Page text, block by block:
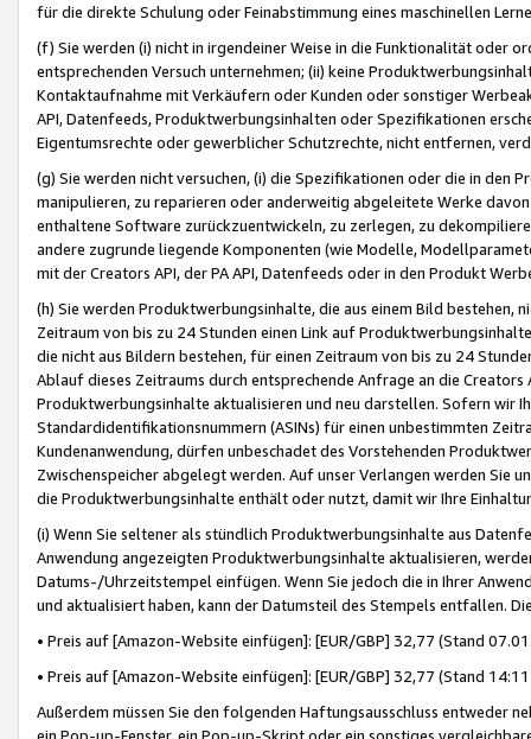
für die direkte Schulung oder Feinabstimmung eines maschinellen
(f) Sie werden (i) nicht in irgendeiner Weise in die Funktionalität oder
entsprechenden Versuch unternehmen; (ii) keine
Kontaktaufnahme mit Verkäufern oder Kunden oder sonstiger
API, Datenfeeds, Produktwerbungsinhalten oder Spezifikationen
Eigentumsrechte oder gewerblicher Schutzrechte, nicht entfernen,
(g) Sie werden nicht versuchen, (i) die Spezifikationen oder die in
manipulieren, zu reparieren oder anderweitig abgeleitete Werke
enthaltene Software zurückzuentwickeln, zu zerlegen, zu
andere zugrunde liegende Komponenten (wie Modelle,
mit der Creators API, der PA API, Datenfeeds oder in den Produkt
(h) Sie werden Produktwerbungsinhalte, die aus einem Bild bestehen,
Zeitraum von bis zu 24 Stunden einen Link auf
die nicht aus Bildern bestehen, für einen Zeitraum von bis zu 24
Ablauf dieses Zeitraums durch entsprechende Anfrage an die
Produktwerbungsinhalte aktualisieren und neu darstellen. Sofern wir
Standardidentifikationsnummern (ASINs) für einen unbestimmten
Kundenanwendung, dürfen unbeschadet des Vorstehenden
Zwischenspeicher abgelegt werden. Auf unser Verlangen werden Sie
die Produktwerbungsinhalte enthält oder nutzt, damit wir Ihre
(i) Wenn Sie seltener als stündlich Produktwerbungsinhalte aus
Anwendung angezeigten Produktwerbungsinhalte aktualisieren,
Datums-/Uhrzeitstempel einfügen. Wenn Sie jedoch die in Ihrer
und aktualisiert haben, kann der Datumsteil des Stempels entfallen.
• Preis auf [Amazon-Website einfügen]: [EUR/GBP] 32,77 (Stand
• Preis auf [Amazon-Website einfügen]: [EUR/GBP] 32,77 (Stand
Außerdem müssen Sie den folgenden Haftungsausschluss entweder
ein Pop-up-Fenster, ein Pop-up-Skript oder ein sonstiges